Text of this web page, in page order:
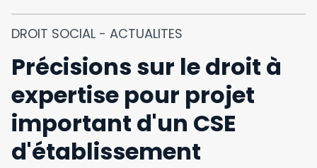
DROIT SOCIAL - ACTUALITES
Précisions sur le droit à
expertise pour projet
important d'un CSE
d'établissement